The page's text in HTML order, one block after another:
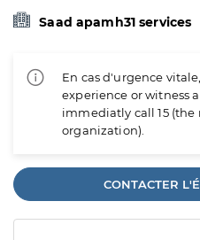
Saad apamh31 services
En cas d'urgence
experience or witness
immediatly call 15
organization).
CONTACTER